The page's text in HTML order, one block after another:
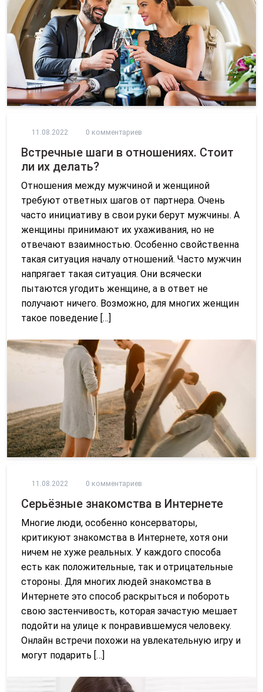
11.08.2022 0 комментариев
Встречные шаги в отношениях. Стоит
ли их делать?
Отношения между мужчиной и женщиной
требуют ответных шагов от партнера. Очень
часто инициативу в свои руки берут мужчины. А
женщины принимают их ухаживания, но не
отвечают взаимностью. Особенно свойственна
такая ситуация началу отношений. Часто мужчин
напрягает такая ситуация. Они всячески
пытаются угодить женщине, а в ответ не
получают ничего. Возможно, для многих женщин
такое поведение […]
11.08.2022 0 комментариев
Серьёзные знакомства в Интернете
Многие люди, особенно консерваторы,
критикуют знакомства в Интернете, хотя они
ничем не хуже реальных. У каждого способа
есть как положительные, так и отрицательные
стороны. Для многих людей знакомства в
Интернете это способ раскрыться и побороть
свою застенчивость, которая зачастую мешает
подойти на улице к понравившемуся человеку.
Онлайн встречи похожи на увлекательную игру и
могут подарить […]